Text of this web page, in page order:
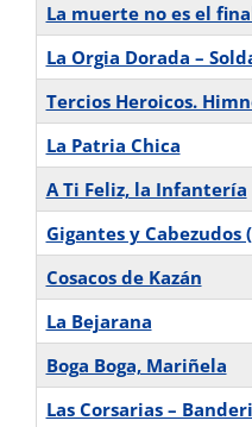
La muerte no es el
La Orgia Dorada –
Tercios Heroicos.
La Patria Chica
A Ti Feliz, la Infantería
Gigantes y
Cosacos de Kazán
La Bejarana
Boga Boga, Mariñela
Las Corsarias –